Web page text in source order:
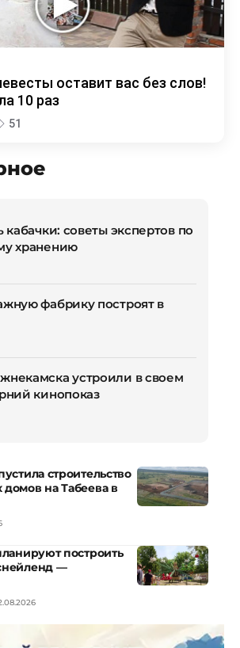
оставит вас без слов!
10 раз
51
кабачки: советы экспертов по
хранению
фабрику построят в
устроили в своем
кинопоказ
строительство
на Табеева в
построить
—